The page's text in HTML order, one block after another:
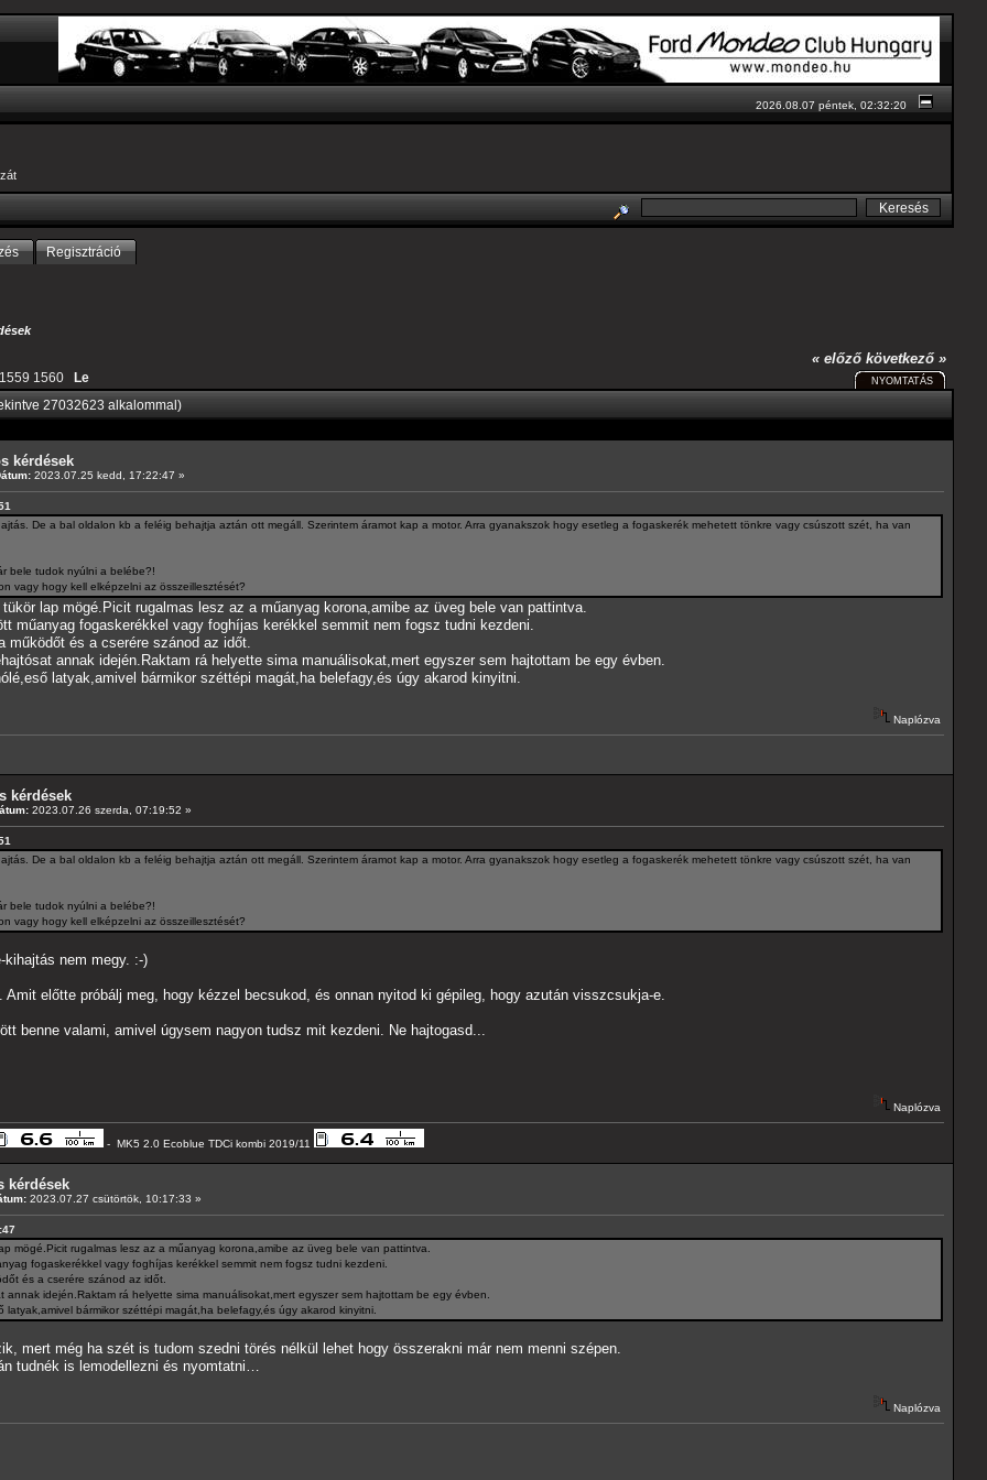
2026.08.07 péntek, 02:32:20
Regisztráció
1559 1560 Le
« előző következő »
NYOMTATÁS
27032623 alkalommal)
kérdések
2023.07.25 kedd, 17:22:47 »
De a bal oldalon kb a feléig behajtja aztán ott megáll. Szerintem áramot kap a motor. Arra gyanakszok hogy esetleg a fogaskerék mehetett tönkre vagy csúszott szét, ha van
bele tudok nyúlni a belébe?!
vagy hogy kell elképzelni az összeillesztését?
lap mögé.Picit rugalmas lesz az a műanyag korona,amibe az üveg bele van pattintva.
műanyag fogaskerékkel vagy foghíjas kerékkel semmit nem fogsz tudni kezdeni.
működőt és a cserére szánod az időt.
annak idején.Raktam rá helyette sima manuálisokat,mert egyszer sem hajtottam be egy évben.
latyak,amivel bármikor széttépi magát,ha belefagy,és úgy akarod kinyitni.
Naplózva
kérdések
2023.07.26 szerda, 07:19:52 »
De a bal oldalon kb a feléig behajtja aztán ott megáll. Szerintem áramot kap a motor. Arra gyanakszok hogy esetleg a fogaskerék mehetett tönkre vagy csúszott szét, ha van
bele tudok nyúlni a belébe?!
vagy hogy kell elképzelni az összeillesztését?
nem megy. :-)
előtte próbálj meg, hogy kézzel becsukod, és onnan nyitod ki gépileg, hogy azután visszcsukja-e.
benne valami, amivel úgysem nagyon tudsz mit kezdeni. Ne hajtogasd...
Naplózva
- MK5 2.0 Ecoblue TDCi kombi 2019/11
kérdések
2023.07.27 csütörtök, 10:17:33 »
mögé.Picit rugalmas lesz az a műanyag korona,amibe az üveg bele van pattintva.
fogaskerékkel vagy foghíjas kerékkel semmit nem fogsz tudni kezdeni.
és a cserére szánod az időt.
idején.Raktam rá helyette sima manuálisokat,mert egyszer sem hajtottam be egy évben.
bármikor széttépi magát,ha belefagy,és úgy akarod kinyitni.
mert még ha szét is tudom szedni törés nélkül lehet hogy összerakni már nem menni szépen.
tudnék is lemodellezni és nyomtatni…
Naplózva